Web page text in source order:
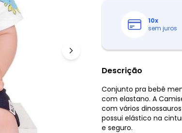
10x
sem juros
Descrição
Conjunto pra bebê
com elastano. A
com vários
possui elástico na
e seguro.